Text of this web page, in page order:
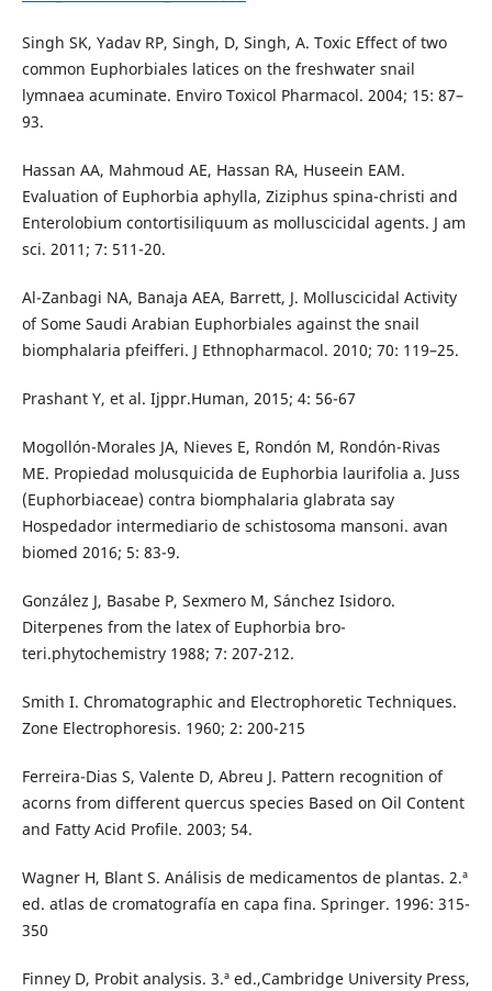
Singh SK, Yadav RP, Singh, D, Singh, A. Toxic Effect of two
common Euphorbiales latices on the freshwater snail
lymnaea acuminate. Enviro Toxicol Pharmacol. 2004; 15: 87–
93.
Hassan AA, Mahmoud AE, Hassan RA, Huseein EAM.
Evaluation of Euphorbia aphylla, Ziziphus spina-christi and
Enterolobium contortisiliquum as molluscicidal agents. J am
sci. 2011; 7: 511-20.
Al-Zanbagi NA, Banaja AEA, Barrett, J. Molluscicidal Activity
of Some Saudi Arabian Euphorbiales against the snail
biomphalaria pfeifferi. J Ethnopharmacol. 2010; 70: 119–25.
Prashant Y, et al. Ijppr.Human, 2015; 4: 56-67
Mogollón-Morales JA, Nieves E, Rondón M, Rondón-Rivas
ME. Propiedad molusquicida de Euphorbia laurifolia a. Juss
(Euphorbiaceae) contra biomphalaria glabrata say
Hospedador intermediario de schistosoma mansoni. avan
biomed 2016; 5: 83-9.
González J, Basabe P, Sexmero M, Sánchez Isidoro.
Diterpenes from the latex of Euphorbia bro-
teri.phytochemistry 1988; 7: 207-212.
Smith I. Chromatographic and Electrophoretic Techniques.
Zone Electrophoresis. 1960; 2: 200-215
Ferreira-Dias S, Valente D, Abreu J. Pattern recognition of
acorns from different quercus species Based on Oil Content
and Fatty Acid Profile. 2003; 54.
Wagner H, Blant S. Análisis de medicamentos de plantas. 2.ª
ed. atlas de cromatografía en capa fina. Springer. 1996: 315-
350
Finney D, Probit analysis. 3.ª ed.,Cambridge University Press,